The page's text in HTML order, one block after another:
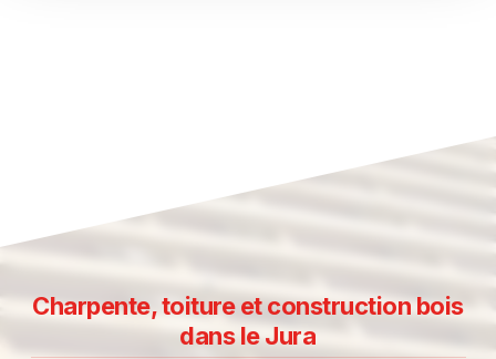
Charpente, toiture et construction bois
dans le Jura